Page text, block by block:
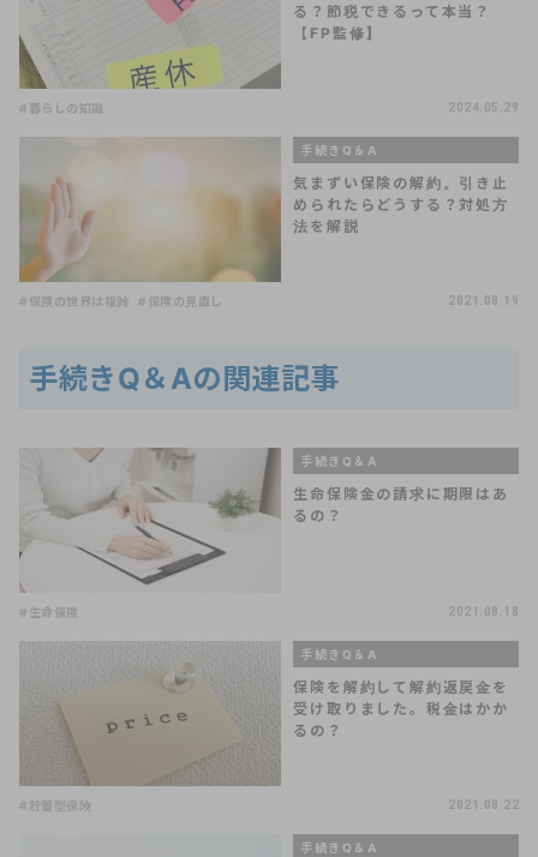
る？節税できるって本当？
【FP監修】
#暮らしの知識 2024.05.29
手続きQ＆A
気まずい保険の解約。引き止
められたらどうする？対処方
法を解説
#保険の世界は複雑 #保険の見直し 2021.08.19
手続きQ＆Aの関連記事
手続きQ＆A
生命保険金の請求に期限はあ
るの？
#生命保険 2021.08.18
手続きQ＆A
保険を解約して解約返戻金を
受け取りました。税金はかか
るの？
#貯蓄型保険 2021.08.22
手続きQ＆A